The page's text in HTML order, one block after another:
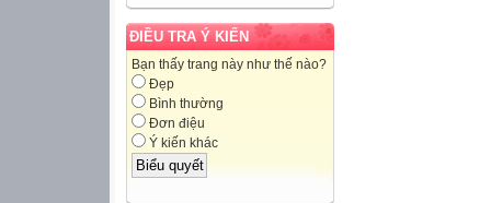
ĐIỀU TRA Ý KIẾN
Bạn thấy trang này như thế nào?
Đẹp
Bình thường
Đơn điệu
Ý kiến khác